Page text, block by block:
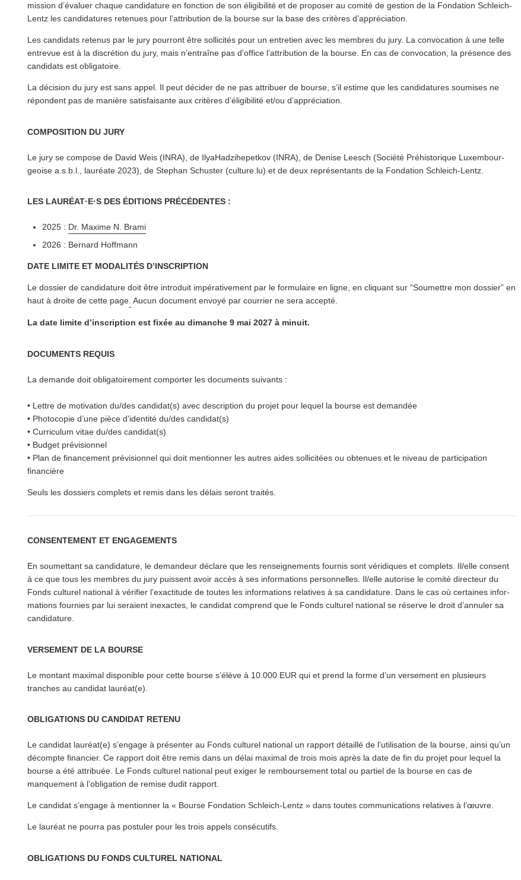
mission d’évaluer chaque candidature en fonction de son éligibilité et de proposer au comité de gestion de la Fondation Schleich-
Lentz les can­di­da­tures retenues pour l’at­tri­bu­tion de la bourse sur la base des critères d’appréciation.
Les candidats retenus par le jury pourront être sollicités pour un entretien avec les membres du jury. La convocation à une telle
entrevue est à la discrétion du jury, mais n’entraîne pas d’office l’at­tri­bu­tion de la bourse. En cas de convocation, la présence des
candidats est obligatoire.
La décision du jury est sans appel. Il peut décider de ne pas attribuer de bourse, s’il estime que les can­di­da­tures soumises ne
répondent pas de manière sat­is­faisante aux critères d’éli­gi­bil­ité et/​ou d’appréciation.
COMPOSITION DU JURY
Le jury se compose de David Weis (INRA), de Ilya­Hadz­i­hep­etkov (INRA), de Denise Leesch (Société Préhis­torique Lux­em­bour­
geoise a.s.b.l., lauréate 2023), de Stephan Schuster (culture​.lu) et de deux représen­tants de la Fondation Schleich-Lentz.
LES LAURÉAT·E·S DES ÉDITIONS PRÉCÉDENTES :
2025 : Dr. Maxime N. Brami
2026 : Bernard Hoffmann
DATE LIMITE ET MODALITÉS D’INSCRIPTION
Le dossier de candidature doit être introduit impéra­tive­ment par le formulaire en ligne, en cliquant sur “Soumettre mon dossier” en
haut à droite de cette page Aucun document envoyé par courrier ne sera accepté.
La date limite d’in­scrip­tion est fixée au dimanche 9 mai 2027 à minuit.
DOCUMENTS REQUIS
La demande doit oblig­a­toire­ment comporter les documents suivants :
• Lettre de motivation du/​des candidat(s) avec description du projet pour lequel la bourse est demandée
• Photocopie d’une pièce d’identité du/​des candidat(s)
• Curriculum vitae du/​des candidat(s)
• Budget prévi­sion­nel
• Plan de financement prévi­sion­nel qui doit mentionner les autres aides sollicitées ou obtenues et le niveau de participation
financière
Seuls les dossiers complets et remis dans les délais seront traités.
CONSENTEMENT ET ENGAGEMENTS
En soumettant sa candidature, le demandeur déclare que les ren­seigne­ments fournis sont véridiques et complets. Il/​elle consent
à ce que tous les membres du jury puissent avoir accès à ses infor­ma­tions per­son­nelles. Il/​elle autorise le comité directeur du
Fonds culturel national à vérifier l’ex­ac­ti­tude de toutes les infor­ma­tions relatives à sa candidature. Dans le cas où certaines infor­
ma­tions fournies par lui seraient inexactes, le candidat comprend que le Fonds culturel national se réserve le droit d’annuler sa
candidature.
VERSEMENT DE LA BOURSE
Le montant maximal disponible pour cette bourse s’élève à 10.000 EUR qui et prend la forme d’un versement en plusieurs
tranches au candidat lauréat(e).
OBLIGATIONS DU CANDIDAT RETENU
Le candidat lauréat(e) s’engage à présenter au Fonds culturel national un rapport détaillé de l’u­til­i­sa­tion de la bourse, ainsi qu’un
décompte financier. Ce rapport doit être remis dans un délai maximal de trois mois après la date de fin du projet pour lequel la
bourse a été attribuée. Le Fonds culturel national peut exiger le rem­bourse­ment total ou partiel de la bourse en cas de
manquement à l’oblig­a­tion de remise dudit rapport.
Le candidat s’engage à mentionner la « Bourse Fondation Schleich-Lentz » dans toutes com­mu­ni­ca­tions relatives à l’œuvre.
Le lauréat ne pourra pas postuler pour les trois appels consécutifs.
OBLIGATIONS DU FONDS CULTUREL NATIONAL